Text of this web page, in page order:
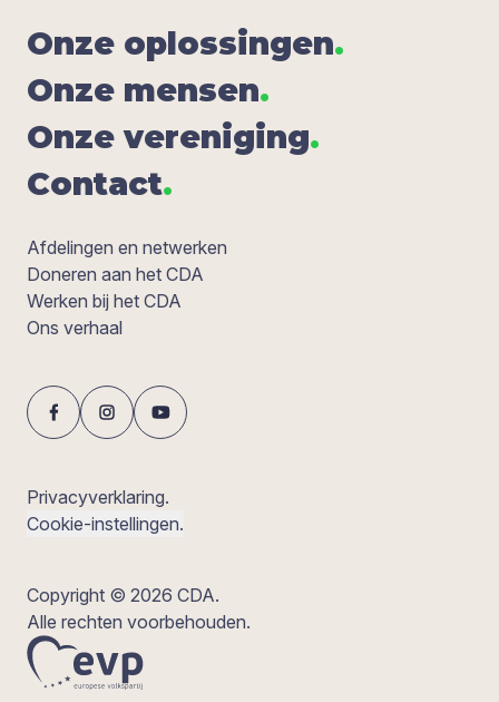
Onze oplos­sin­gen.
Onze men­sen.
Onze ver­e­ni­ging.
Con­tact.
Afdelingen en netwerken
Doneren aan het CDA
Werken bij het CDA
Ons verhaal
Privacyverklaring.
Cookie-instellingen.
Copyright © 2026 CDA.
Alle rechten voorbehouden.